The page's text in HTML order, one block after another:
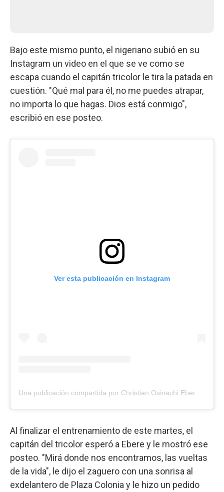
Bajo este mismo punto, el nigeriano subió en su
Instagram un video en el que se ve como se
escapa cuando el capitán tricolor le tira la patada en
cuestión. "Qué mal para él, no me puedes atrapar,
no importa lo que hagas. Dios está conmigo",
escribió en ese posteo.
Ver esta publicación en Instagram
Al finalizar el entrenamiento de este martes, el
capitán del tricolor esperó a Ebere y le mostró ese
posteo. "Mirá donde nos encontramos, las vueltas
de la vida", le dijo el zaguero con una sonrisa al
exdelantero de Plaza Colonia y le hizo un pedido